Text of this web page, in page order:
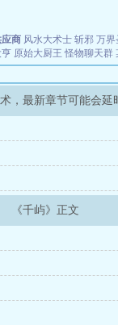
商 风水大术士 斩邪 万界
原始大厨王 怪物聊天群
，最新章节可能会
《千屿》正文